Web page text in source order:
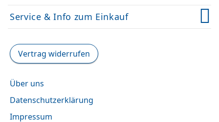
Service & Info zum Einkauf
Zahlung & Versand
AGB & Kundeninformation
Kontakt
Widerrufsbelehrung
Vertrag widerrufen
Über uns
Datenschutzerklärung
Impressum